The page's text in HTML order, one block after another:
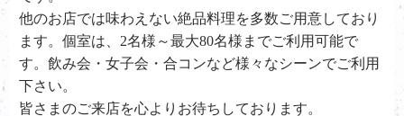
他のお店では味わえない絶品料理を多数ご用意しており
ます。個室は、2名様～最大80名様までご利用可能で
す。飲み会・女子会・合コンなど様々なシーンでご利用
下さい。
皆さまのご来店を心よりお待ちしております。